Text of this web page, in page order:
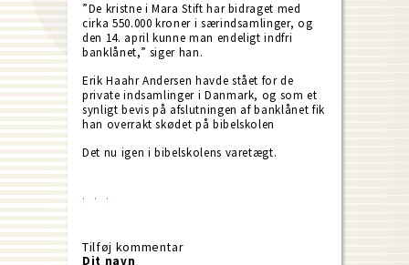
”De kristne i Mara Stift har bidraget med
cirka 550.000 kroner i særindsamlinger, og
den 14. april kunne man endeligt indfri
banklånet,” siger han.
Erik Haahr Andersen havde stået for de
private indsamlinger i Danmark, og som et
synligt bevis på afslutningen af banklånet fik
han overrakt skødet på bibelskolen
Det nu igen i bibelskolens varetægt.
Tilføj kommentar
Dit navn